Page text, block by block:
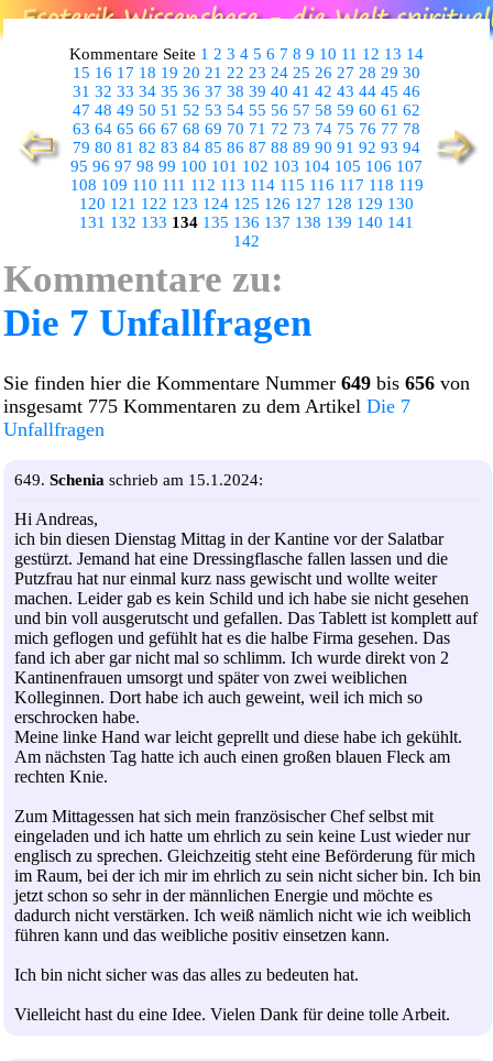
Kommentare Seite 1 2 3 4 5 6 7 8 9 10 11 12 13 14
15 16 17 18 19 20 21 22 23 24 25 26 27 28 29 30
31 32 33 34 35 36 37 38 39 40 41 42 43 44 45 46
47 48 49 50 51 52 53 54 55 56 57 58 59 60 61 62
63 64 65 66 67 68 69 70 71 72 73 74 75 76 77 78
79 80 81 82 83 84 85 86 87 88 89 90 91 92 93 94
95 96 97 98 99 100 101 102 103 104 105 106 107
108 109 110 111 112 113 114 115 116 117 118 119
120 121 122 123 124 125 126 127 128 129 130
131 132 133 134 135 136 137 138 139 140 141
142
Kommentare zu:
Die 7 Unfallfragen
Sie finden hier die Kommentare Nummer 649 bis 656 von
insgesamt 775 Kommentaren zu dem Artikel Die 7
Unfallfragen
649. Schenia schrieb am 15.1.2024:
Hi Andreas,
ich bin diesen Dienstag Mittag in der Kantine vor der Salatbar
gestürzt. Jemand hat eine Dressingflasche fallen lassen und die
Putzfrau hat nur einmal kurz nass gewischt und wollte weiter
machen. Leider gab es kein Schild und ich habe sie nicht gesehen
und bin voll ausgerutscht und gefallen. Das Tablett ist komplett auf
mich geflogen und gefühlt hat es die halbe Firma gesehen. Das
fand ich aber gar nicht mal so schlimm. Ich wurde direkt von 2
Kantinenfrauen umsorgt und später von zwei weiblichen
Kolleginnen. Dort habe ich auch geweint, weil ich mich so
erschrocken habe.
Meine linke Hand war leicht geprellt und diese habe ich gekühlt.
Am nächsten Tag hatte ich auch einen großen blauen Fleck am
rechten Knie.
Zum Mittagessen hat sich mein französischer Chef selbst mit
eingeladen und ich hatte um ehrlich zu sein keine Lust wieder nur
englisch zu sprechen. Gleichzeitig steht eine Beförderung für mich
im Raum, bei der ich mir im ehrlich zu sein nicht sicher bin. Ich bin
jetzt schon so sehr in der männlichen Energie und möchte es
dadurch nicht verstärken. Ich weiß nämlich nicht wie ich weiblich
führen kann und das weibliche positiv einsetzen kann.
Ich bin nicht sicher was das alles zu bedeuten hat.
Vielleicht hast du eine Idee. Vielen Dank für deine tolle Arbeit.